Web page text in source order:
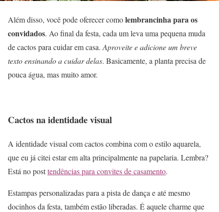
Além disso, você pode oferecer comolembrancinha para os
convidados. Ao final da festa, cada um leva uma pequena muda
de cactos para cuidar em casa. Aproveite e adicione um breve
texto ensinando a cuidar delas. Basicamente, a planta precisa de
pouca água, mas muito amor.
Cactos na identidade visual
A identidade visual com cactos combina com o estilo aquarela,
que eu já citei estar em alta principalmente na papelaria. Lembra?
Está no posttendências para convites de casamento.
Estampas personalizadas para a pista de dança e até mesmo
docinhos da festa, também estão liberadas. É aquele charme que